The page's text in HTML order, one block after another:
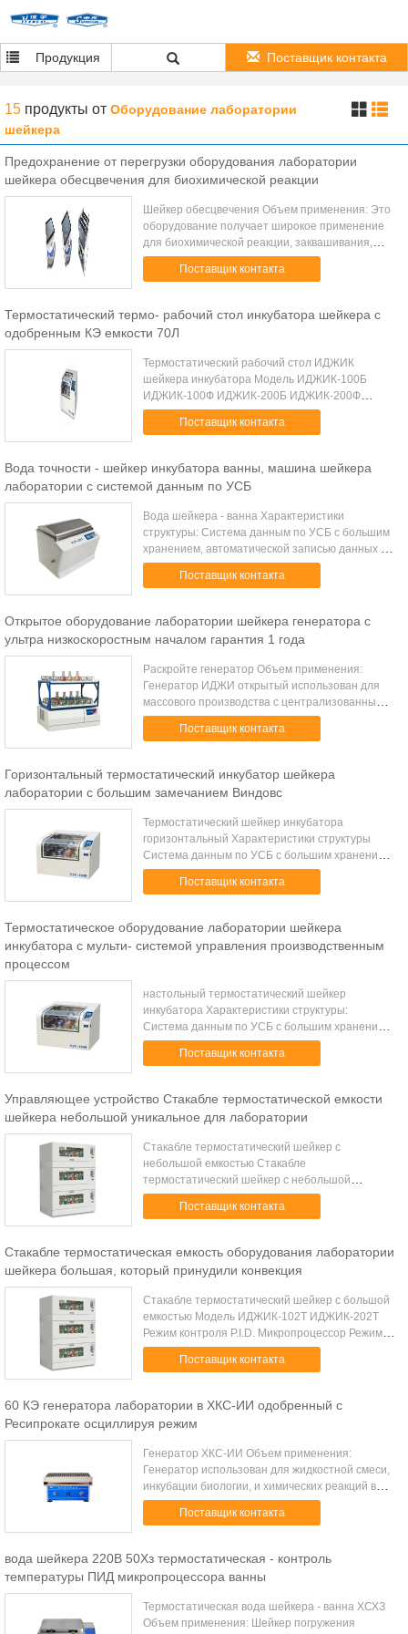
Продукция Поставщик контакта
15 продукты от Оборудование лаборатории
шейкера
Предохранение от перегрузки оборудования лаборатории
шейкера обесцвечения для биохимической реакции
Шейкер обесцвечения Объем применения: Это
оборудование получает широкое применение
для биохимической реакции, заквашивания,
бактериальной культуры и ткани клетки
исследование етк… в химии, биологии,
Поставщик контакта
Термостатический термо- рабочий стол инкубатора шейкера с
одобренным КЭ емкости 70Л
Термостатический рабочий стол ИДЖИК
шейкера инкубатора Модель ИДЖИК-100Б
ИДЖИК-100Ф ИДЖИК-200Б ИДЖИК-200Ф
Режим контроля P.I.D. Микропроцессор Режим
конвекции Принудили конвекция Режим
Поставщик контакта
Вода точности - шейкер инкубатора ванны, машина шейкера
лаборатории с системой данным по УСБ
Вода шейкера - ванна Характеристики
структуры: Система данным по УСБ с большим
хранением, автоматической записью данных и
магазином Беспроводная загрузка данным по
диска у, немедленный и автоматический
Поставщик контакта
Открытое оборудование лаборатории шейкера генератора с
ультра низкоскоростным началом гарантия 1 года
Раскройте генератор Объем применения:
Генератор ИДЖИ открытый использован для
массового производства с централизованным
колебанием контроля температуры и группы.
Характеристики структуры: Ультра
Поставщик контакта
Горизонтальный термостатический инкубатор шейкера
лаборатории с большим замечанием Виндовс
Термостатический шейкер инкубатора
горизонтальный Характеристики структуры
Система данным по УСБ с большим хранением,
автоматической записью данных и магазином
Беспроводная загрузка данным по диска у,
Поставщик контакта
Термостатическое оборудование лаборатории шейкера
инкубатора с мульти- системой управления производственным
процессом
настольный термостатический шейкер
инкубатора Характеристики структуры:
Система данным по УСБ с большим хранением,
автоматической записью данных и магазином
Беспроводная загрузка данным по диска у,
Поставщик контакта
Управляющее устройство Стакабле термостатической емкости
шейкера небольшой уникальное для лаборатории
Стакабле термостатический шейкер с
небольшой емкостью Стакабле
термостатический шейкер с небольшой
емкостью Модель ИДЖИК-103Т ИДЖИК-203Т
Режим контроля P.I.D. Микропроцессор Режим
Поставщик контакта
Стакабле термостатическая емкость оборудования лаборатории
шейкера большая, который принудили конвекция
Стакабле термостатический шейкер с большой
емкостью Модель ИДЖИК-102Т ИДЖИК-202Т
Режим контроля P.I.D. Микропроцессор Режим
конвекции Принудили конвекция Режим
колебания Вращайте Режим работы монитора
Поставщик контакта
60 КЭ генератора лаборатории в ХКС-ИИ одобренный с
Ресипрокате осциллируя режим
Генератор ХКС-ИИ Объем применения:
Генератор использован для жидкостной смеси,
инкубации биологии, и химических реакций в
лабораториях медицинского обслуживания,
петрочемикал и коллежей, етк…
Поставщик контакта
вода шейкера 220В 50Хз термостатическая - контроль
температуры ПИД микропроцессора ванны
Термостатическая вода шейкера - ванна ХСХЗ
Объем применения: Шейкер погружения